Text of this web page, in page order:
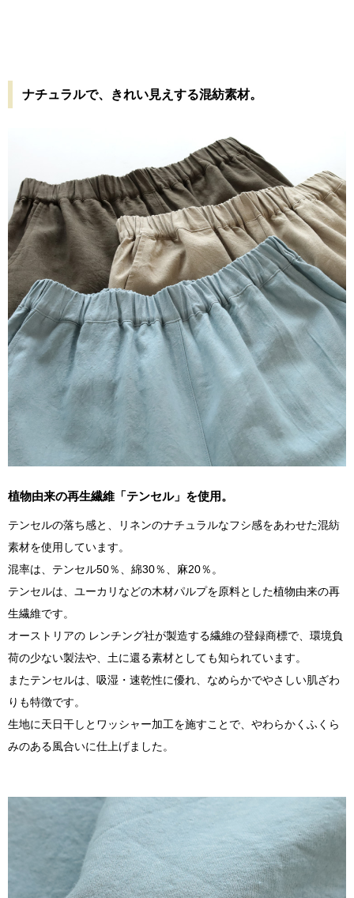
ナチュラルで、きれい見えする混紡素材。
植物由来の再生繊維「テンセル」を使用。
テンセルの落ち感と、リネンのナチュラルなフシ感をあわせた混紡
素材を使用しています。
混率は、テンセル50％、綿30％、麻20％。
テンセルは、ユーカリなどの木材パルプを原料とした植物由来の再
生繊維です。
オーストリアの レンチング社が製造する繊維の登録商標で、環境負
荷の少ない製法や、土に還る素材としても知られています。
またテンセルは、吸湿・速乾性に優れ、なめらかでやさしい肌ざわ
りも特徴です。
生地に天日干しとワッシャー加工を施すことで、やわらかくふくら
みのある風合いに仕上げました。